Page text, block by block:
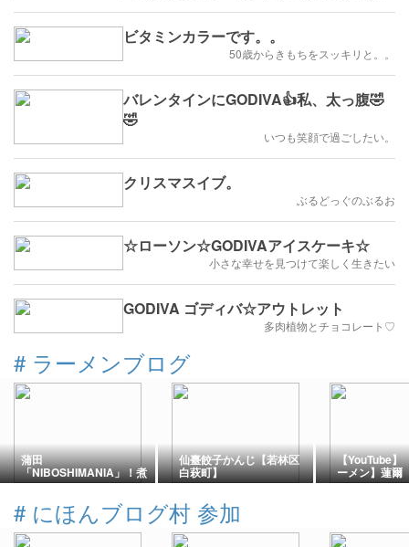
ビタミンカラーです。。
50歳からきもちをスッキリと。。
バレンタインにGODIVA👍私、太っ腹🤣
🤣
いつも笑顔で過ごしたい。
クリスマスイブ。
ぶるどっぐのぶるお
☆ローソン☆GODIVAアイスケーキ☆
小さな幸せを見つけて楽しく生きたい
GODIVA ゴディバ☆アウトレット
多肉植物とチョコレート♡
# ラーメンブログ
蒲田
「NIBOSHIMANIA」！煮
干しの限界突破！20種類
オブ・マニア・ニボプレ
ッソ」
仙臺餃子かんじ【若林区
白萩町】
【YouTube】
ーメン】蓮爾
登戸店、台湾
# にほんブログ村 参加